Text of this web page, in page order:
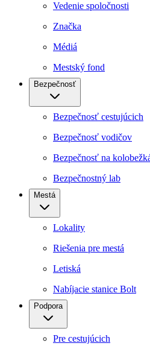
Vedenie spoločnosti
Značka
Médiá
Mestský fond
Bezpečnosť
Bezpečnosť cestujúcich
Bezpečnosť vodičov
Bezpečnosť na
Bezpečnostný lab
Mestá
Lokality
Riešenia pre mestá
Letiská
Nabíjacie stanice Bolt
Podpora
Pre cestujúcich